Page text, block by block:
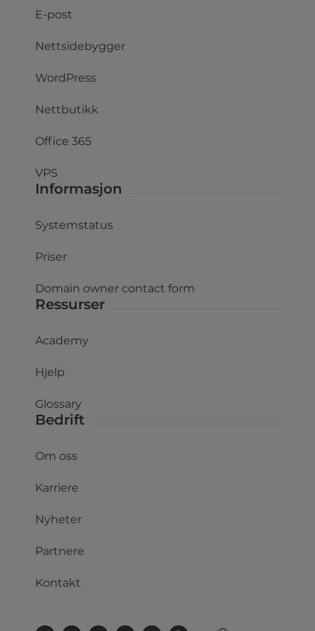
E-post
Nettsidebygger
WordPress
Nettbutikk
Office 365
VPS
Informasjon
Systemstatus
Priser
Domain owner contact form
Ressurser
Academy
Hjelp
Glossary
Bedrift
Om oss
Karriere
Nyheter
Partnere
Kontakt